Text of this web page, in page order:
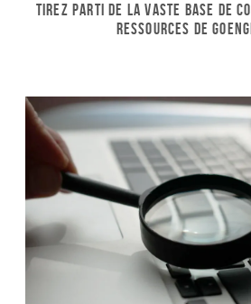
Tirez parti de la vaste base de
ressources de